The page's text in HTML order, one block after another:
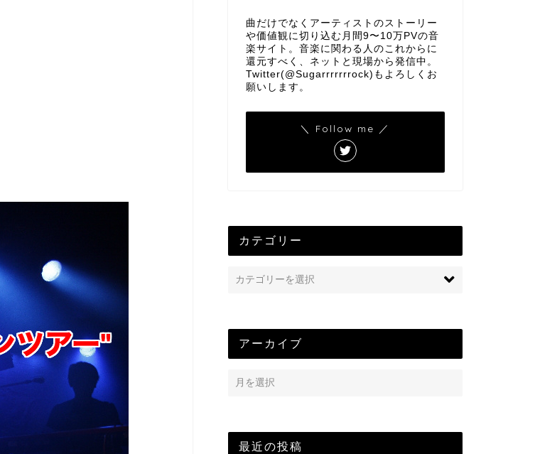
曲だけでなくアーティストのストーリー
や価値観に切り込む月間9〜10万PVの音
楽サイト。音楽に関わる人のこれからに
還元すべく、ネットと現場から発信中。
Twitter(@Sugarrrrrrrock)もよろしくお
願いします。
＼ Follow me ／
カテゴリー
アーカイブ
最近の投稿